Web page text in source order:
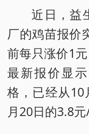
近日，益
厂的鸡苗报价
前每只涨价1
最新报价显
格，已经从
月20日的3.8元